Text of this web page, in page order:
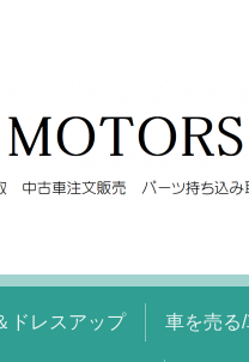
ドレスアップ 車を売る